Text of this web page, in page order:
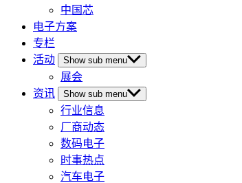
中国芯
电子方案
专栏
活动
Show sub menu
展会
资讯
Show sub menu
行业信息
厂商动态
数码电子
时事热点
汽车电子